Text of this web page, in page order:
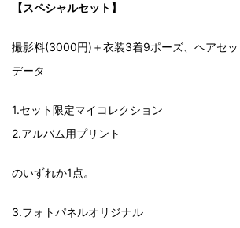
【スペシャルセット】
撮影料(3000円)＋衣装3着9ポーズ、ヘアセ
データ
1.セット限定マイコレクション
2.アルバム用プリント
のいずれか1点。
3.フォトパネルオリジナル